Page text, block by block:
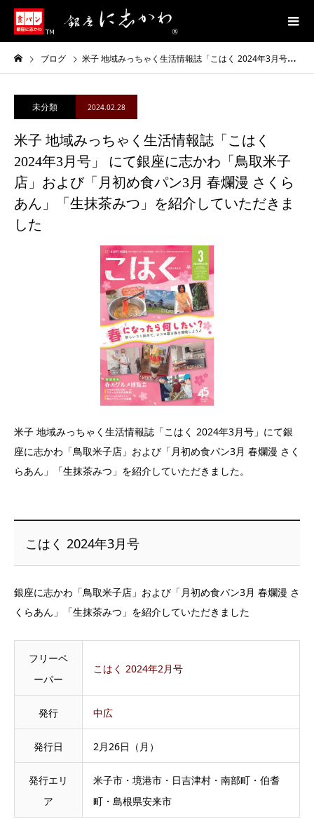
ブログ 米子 地域みっちゃく生活情報誌「こはく 2024年3月号」 にて銀座に志かわ「鳥取米子店」および「月初め食パン3月 春爛漫 さくらあん」「生抹茶みつ」を紹介していただきました
未分類 2024.02.28
米子 地域みっちゃく生活情報誌「こはく
2024年3月号」 にて銀座に志かわ「鳥取米子
店」および「月初め食パン3月 春爛漫 さくら
あん」「生抹茶みつ」を紹介していただきま
した
米子 地域みっちゃく生活情報誌「こはく 2024年3月号」にて銀
座に志かわ「鳥取米子店」および「月初め食パン3月 春爛漫 さく
らあん」「生抹茶みつ」を紹介していただきました。
こはく 2024年3月号
銀座に志かわ「鳥取米子店」および「月初め食パン3月 春爛漫 さ
くらあん」「生抹茶みつ」を紹介していただきました
フリーペ
ーパー
こはく 2024年2月号
発行 中広
発行日 2月26日（月）
発行エリ
ア
米子市・境港市・日吉津村・南部町・伯耆
町・島根県安来市